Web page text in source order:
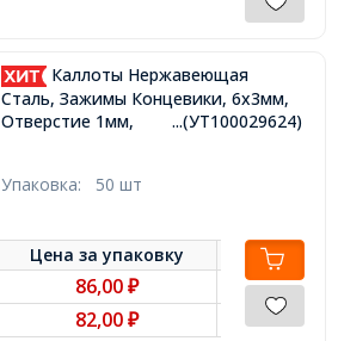
Каллоты Нержавеющая
Сталь, Зажимы Концевики, 6х3мм,
Отверстие 1мм,
...(УТ100029624)
Упаковка: 50 шт
Цена заупаковку
86,00₽
82,00₽